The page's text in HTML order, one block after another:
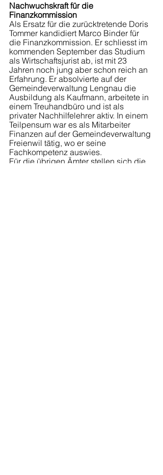
Nachwuchskraft für die
Finanzkommission
Als Ersatz für die zurücktretende Doris
Tommer kandidiert Marco Binder für
die Finanzkommission. Er schliesst im
kommenden September das Studium
als Wirtschaftsjurist ab, ist mit 23
Jahren noch jung aber schon reich an
Erfahrung. Er absolvierte auf der
Gemeindeverwaltung Lengnau die
Ausbildung als Kaufmann, arbeitete in
einem Treuhandbüro und ist als
privater Nachhilfelehrer aktiv. In einem
Teilpensum war es als Mitarbeiter
Finanzen auf der Gemeindeverwaltung
Freienwil tätig, wo er seine
Fachkompetenz auswies.
Für die übrigen Ämter stellen sich die